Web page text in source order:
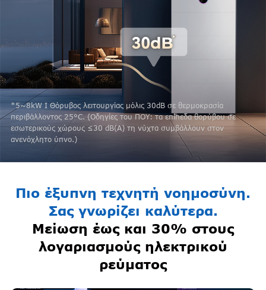
*5~8kW I Θόρυβος λειτουργίας μόλις 30dB σε θερμοκρασία
περιβάλλοντος 25°C. (Οδηγίες του ΠΟΥ: τα επίπεδα θορύβου σε
εσωτερικούς χώρους ≤30 dB(A) τη νύχτα συμβάλλουν στον
ανενόχλητο ύπνο.)
Πιο έξυπνη τεχνητή νοημοσύνη.
Σας γνωρίζει καλύτερα.
Μείωση έως και 30% στους
λογαριασμούς ηλεκτρικού
ρεύματος